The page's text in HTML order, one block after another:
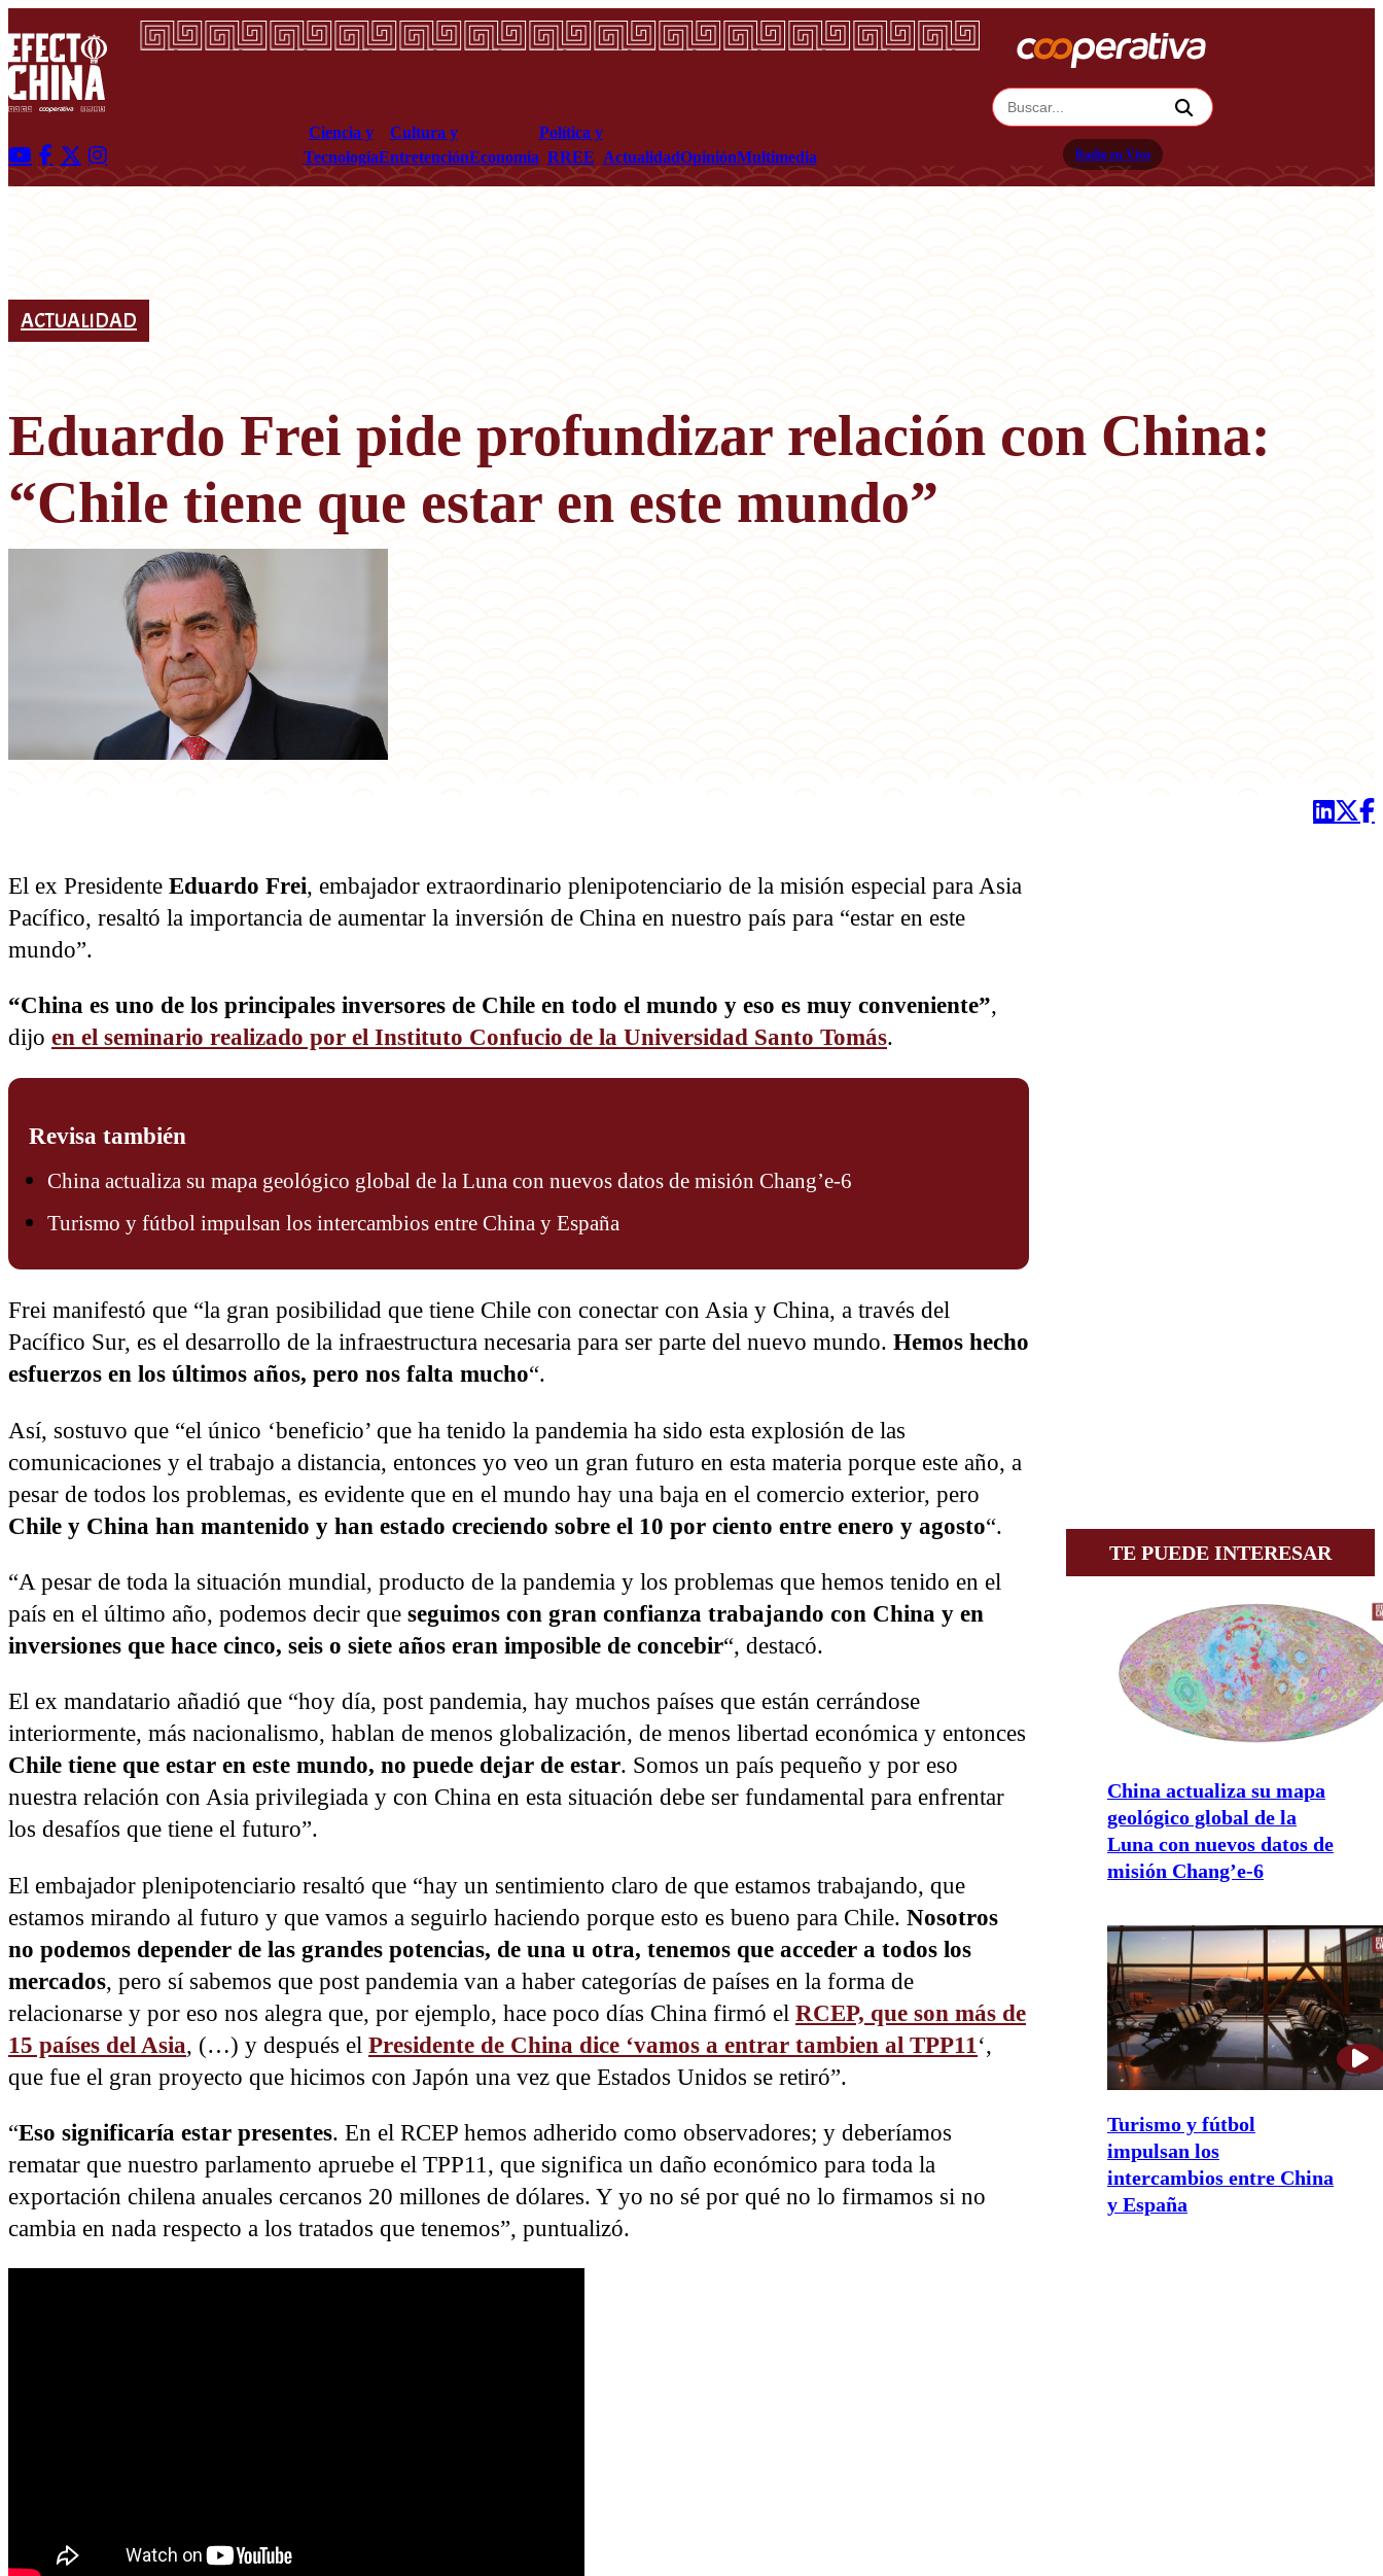
Ciencia y
Tecnología
Cultura y
EntretenciónEconomía
Política y
RREE ActualidadOpiniónMultimedia Radio en Vivo
ACTUALIDAD
Eduardo Frei pide profundizar relación con China:
“Chile tiene que estar en este mundo”
El ex Presidente Eduardo Frei, embajador extraordinario plenipotenciario de la misión especial para Asia
Pacífico, resaltó la importancia de aumentar la inversión de China en nuestro país para “estar en este
mundo”.
“China es uno de los principales inversores de Chile en todo el mundo y eso es muy conveniente”,
dijo en el seminario realizado por el Instituto Confucio de la Universidad Santo Tomás.
Revisa también
China actualiza su mapa geológico global de la Luna con nuevos datos de misión Chang’e-6
Turismo y fútbol impulsan los intercambios entre China y España
Frei manifestó que “la gran posibilidad que tiene Chile con conectar con Asia y China, a través del
Pacífico Sur, es el desarrollo de la infraestructura necesaria para ser parte del nuevo mundo. Hemos hecho
esfuerzos en los últimos años, pero nos falta mucho“.
Así, sostuvo que “el único ‘beneficio’ que ha tenido la pandemia ha sido esta explosión de las
comunicaciones y el trabajo a distancia, entonces yo veo un gran futuro en esta materia porque este año, a
pesar de todos los problemas, es evidente que en el mundo hay una baja en el comercio exterior, pero
Chile y China han mantenido y han estado creciendo sobre el 10 por ciento entre enero y agosto“.
“A pesar de toda la situación mundial, producto de la pandemia y los problemas que hemos tenido en el
país en el último año, podemos decir que seguimos con gran confianza trabajando con China y en
inversiones que hace cinco, seis o siete años eran imposible de concebir“, destacó.
El ex mandatario añadió que “hoy día, post pandemia, hay muchos países que están cerrándose
interiormente, más nacionalismo, hablan de menos globalización, de menos libertad económica y entonces
Chile tiene que estar en este mundo, no puede dejar de estar. Somos un país pequeño y por eso
nuestra relación con Asia privilegiada y con China en esta situación debe ser fundamental para enfrentar
los desafíos que tiene el futuro”.
El embajador plenipotenciario resaltó que “hay un sentimiento claro de que estamos trabajando, que
estamos mirando al futuro y que vamos a seguirlo haciendo porque esto es bueno para Chile. Nosotros
no podemos depender de las grandes potencias, de una u otra, tenemos que acceder a todos los
mercados, pero sí sabemos que post pandemia van a haber categorías de países en la forma de
relacionarse y por eso nos alegra que, por ejemplo, hace poco días China firmó el RCEP, que son más de
15 países del Asia, (…) y después el Presidente de China dice ‘vamos a entrar tambien al TPP11‘,
que fue el gran proyecto que hicimos con Japón una vez que Estados Unidos se retiró”.
“Eso significaría estar presentes. En el RCEP hemos adherido como observadores; y deberíamos
rematar que nuestro parlamento apruebe el TPP11, que significa un daño económico para toda la
exportación chilena anuales cercanos 20 millones de dólares. Y yo no sé por qué no lo firmamos si no
cambia en nada respecto a los tratados que tenemos”, puntualizó.
TE PUEDE INTERESAR
China actualiza su mapa
geológico global de la
Luna con nuevos datos de
misión Chang’e-6
Turismo y fútbol
impulsan los
intercambios entre China
y España